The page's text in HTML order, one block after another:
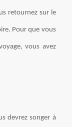
retournez sur le
Pour que vous
vous avez
devrez songer à